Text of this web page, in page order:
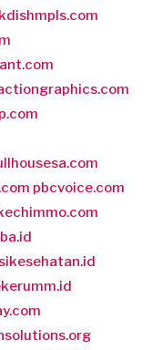
pbcvoice.com